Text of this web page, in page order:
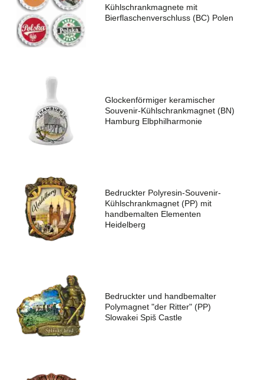
Kühlschrankmagnete mit
Bierflaschenverschluss (BC) Polen
Glockenförmiger keramischer
Souvenir-Kühlschrankmagnet (BN)
Hamburg Elbphilharmonie
Bedruckter Polyresin-Souvenir-
Kühlschrankmagnet (PP) mit
handbemalten Elementen
Heidelberg
Bedruckter und handbemalter
Polymagnet "der Ritter" (PP)
Slowakei Spiš Castle